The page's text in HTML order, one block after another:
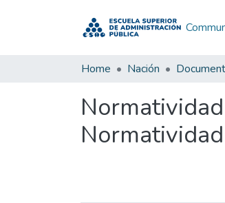
Home Nación